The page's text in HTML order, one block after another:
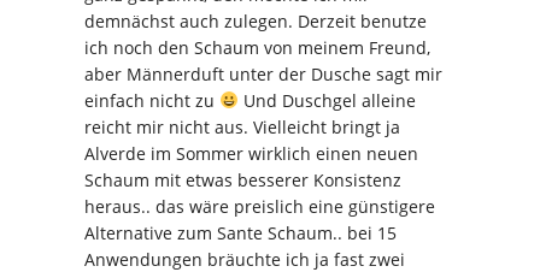
demnächst auch zulegen. Derzeit benutze
ich noch den Schaum von meinem Freund,
aber Männerduft unter der Dusche sagt mir
einfach nicht zu
Und Duschgel alleine
reicht mir nicht aus. Vielleicht bringt ja
Alverde im Sommer wirklich einen neuen
Schaum mit etwas besserer Konsistenz
heraus.. das wäre preislich eine günstigere
Alternative zum Sante Schaum.. bei 15
Anwendungen bräuchte ich ja fast zwei